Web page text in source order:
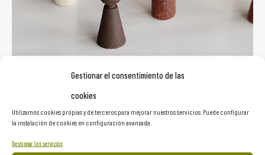
Gestionar el consentimiento de las
cookies
Utilizamos cookies propias y de terceros para mejorar nuestros servicios. Puede configurar
la instalación de cookies en configuración avanzada.
Gestionar los servicios